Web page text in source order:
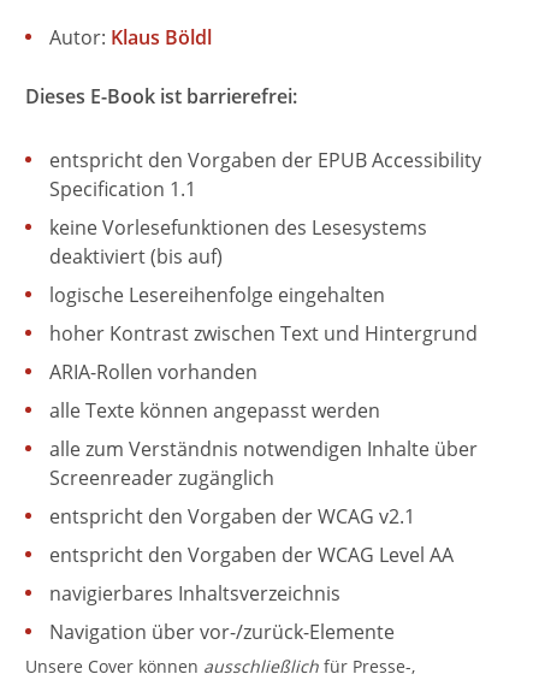
Autor: Klaus Böldl
Dieses E-Book ist barrierefrei:
entspricht den Vorgaben der EPUB Accessibility
Specification 1.1
keine Vorlesefunktionen des Lesesystems
deaktiviert (bis auf)
logische Lesereihenfolge eingehalten
hoher Kontrast zwischen Text und Hintergrund
ARIA-Rollen vorhanden
alle Texte können angepasst werden
alle zum Verständnis notwendigen Inhalte über
Screenreader zugänglich
entspricht den Vorgaben der WCAG v2.1
entspricht den Vorgaben der WCAG Level AA
navigierbares Inhaltsverzeichnis
Navigation über vor-/zurück-Elemente
Unsere Cover können ausschließlichfür Presse-,